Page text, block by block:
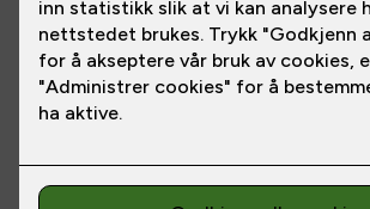
En due med hodet pekende nedover, mot
Plassering på gravstein og størrelsen
våre kyndige fageksperter rådgir deg gjerne.
også i størrelse 14 cm og 19 cm. Kontakt oss
Spesifikasjoner